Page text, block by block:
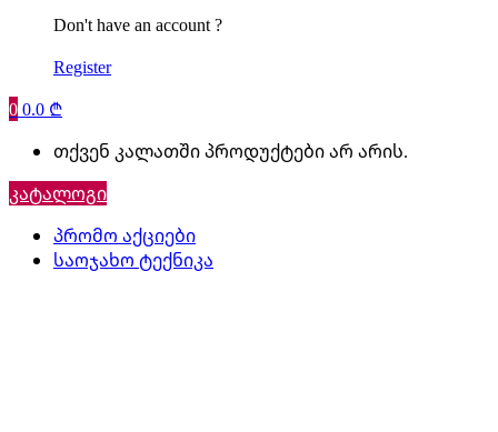
Don't have an account ?
Register
00.0 ₾
თქვენ კალათში პროდუქტები არ არის.
კატალოგი
პრომო აქციები
საოჯახო ტექნიკა